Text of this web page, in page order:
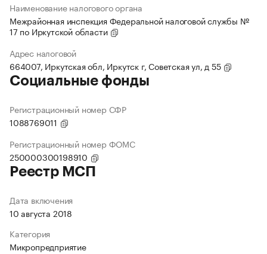
Наименование налогового органа
Межрайонная инспекция Федеральной налоговой службы №
17 по Иркутской области
Адрес налоговой
664007, Иркутская обл, Иркутск г, Советская ул, д 55
Социальные фонды
Регистрационный номер СФР
1088769011
Регистрационный номер ФОМС
250000300198910
Реестр МСП
Дата включения
10 августа 2018
Категория
Микропредприятие